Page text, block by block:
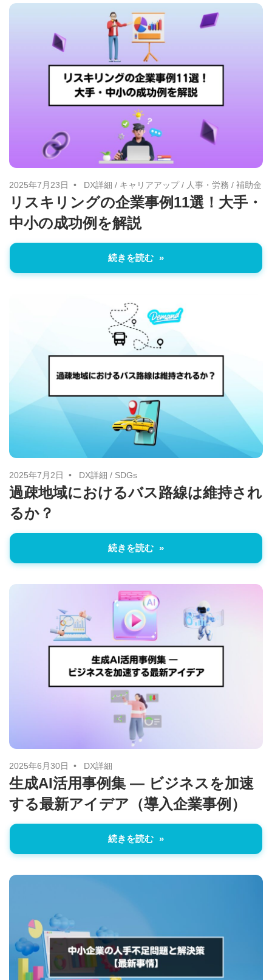
2025年7月23日 DX詳細 / キャリアアップ/ 人事・労務 / 補助金
リスキリングの企業事例11選！大手・
中小の成功例を解説
続きを読む
2025年7月2日 DX詳細 / SDGs
過疎地域におけるバス路線は維持され
るか？
続きを読む
2025年6月30日 DX詳細
生成AI活用事例集 ― ビジネスを加速
する最新アイデア（導入企業事例）
続きを読む